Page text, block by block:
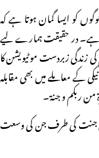
کو ایسا گمان ہوتا ہے کہ
ہے۔ در حقیقت ہمارے لیے
زندگی زبردست موٹیویشن کا
کے معاملے میں بھی مقابلہ
ربکم و جنۃ۔
جنت کی طرف جن کی وسعت